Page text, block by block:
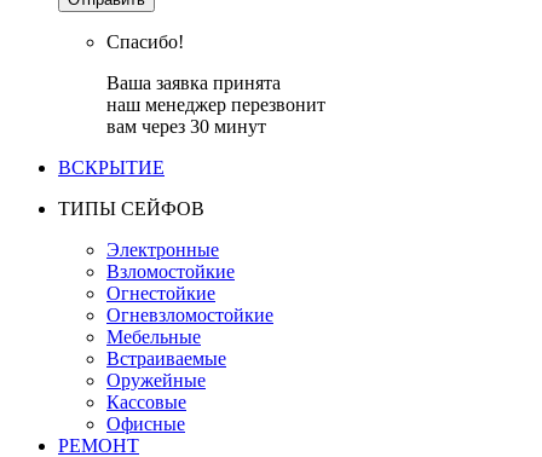
Спасибо!
Ваша заявка принята
наш менеджер перезвонит
вам через 30 минут
ВСКРЫТИЕ
ТИПЫ СЕЙФОВ
Электронные
Взломостойкие
Огнестойкие
Огневзломостойкие
Мебельные
Встраиваемые
Оружейные
Кассовые
Офисные
РЕМОНТ